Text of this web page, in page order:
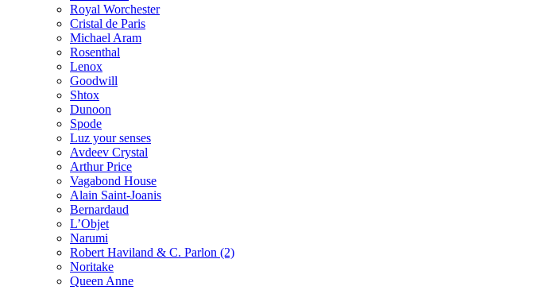
Royal Worchester
Cristal de Paris
Michael Aram
Rosenthal
Lenox
Goodwill
Shtox
Dunoon
Spode
Luz your senses
Avdeev Crystal
Arthur Price
Vagabond House
Alain Saint-Joanis
Bernardaud
L’Objet
Narumi
Robert Haviland & C. Parlon (2)
Noritakе
Queen Anne